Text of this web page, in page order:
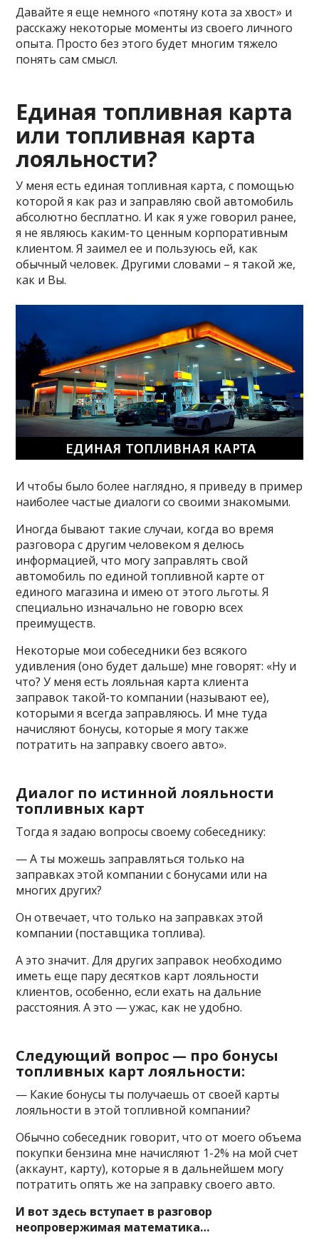
Давайте я еще немного «потяну кота за хвост» и
расскажу некоторые моменты из своего личного
опыта. Просто без этого будет многим тяжело
понять сам смысл.
Единая топливная карта
или топливная карта
лояльности?
У меня есть единая топливная карта, с помощью
которой я как раз и заправляю свой автомобиль
абсолютно бесплатно. И как я уже говорил ранее,
я не являюсь каким-то ценным корпоративным
клиентом. Я заимел ее и пользуюсь ей, как
обычный человек. Другими словами – я такой же,
как и Вы.
И чтобы было более наглядно, я приведу в пример
наиболее частые диалоги со своими знакомыми.
Иногда бывают такие случаи, когда во время
разговора с другим человеком я делюсь
информацией, что могу заправлять свой
автомобиль по единой топливной карте от
единого магазина и имею от этого льготы. Я
специально изначально не говорю всех
преимуществ.
Некоторые мои собеседники без всякого
удивления (оно будет дальше) мне говорят: «Ну и
что? У меня есть лояльная карта клиента
заправок такой-то компании (называют ее),
которыми я всегда заправляюсь. И мне туда
начисляют бонусы, которые я могу также
потратить на заправку своего авто».
Диалог по истинной лояльности
топливных карт
Тогда я задаю вопросы своему собеседнику:
— А ты можешь заправляться только на
заправках этой компании с бонусами или на
многих других?
Он отвечает, что только на заправках этой
компании (поставщика топлива).
А это значит. Для других заправок необходимо
иметь еще пару десятков карт лояльности
клиентов, особенно, если ехать на дальние
расстояния. А это — ужас, как не удобно.
Следующий вопрос — про бонусы
топливных карт лояльности:
— Какие бонусы ты получаешь от своей карты
лояльности в этой топливной компании?
Обычно собеседник говорит, что от моего объема
покупки бензина мне начисляют 1-2% на мой счет
(аккаунт, карту), которые я в дальнейшем могу
потратить опять же на заправку своего авто.
И вот здесь вступает в разговор
неопровержимая математика…